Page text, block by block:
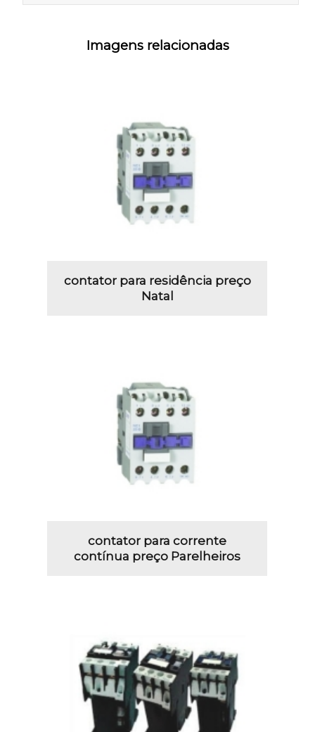
Imagens relacionadas
contator para residência preço
Natal
contator para corrente
contínua preço Parelheiros